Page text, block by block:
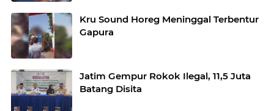
Kru Sound Horeg Meninggal Terbentur
Gapura
Jatim Gempur Rokok Ilegal, 11,5 Juta
Batang Disita